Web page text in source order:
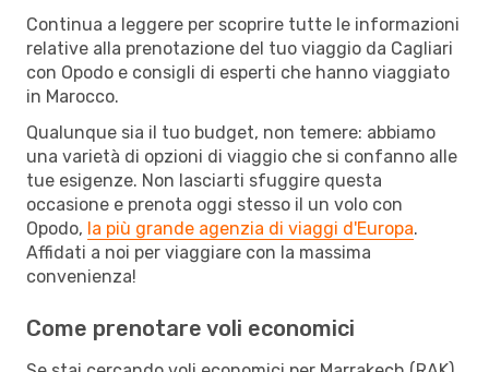
Continua a leggere per scoprire tutte le informazioni
relative alla prenotazione del tuo viaggio da Cagliari
con Opodo e consigli di esperti che hanno viaggiato
in Marocco.
Qualunque sia il tuo budget, non temere: abbiamo
una varietà di opzioni di viaggio che si confanno alle
tue esigenze. Non lasciarti sfuggire questa
occasione e prenota oggi stesso il un volo con
Opodo, la più grande agenzia di viaggi d'Europa.
Affidati a noi per viaggiare con la massima
convenienza!
Come prenotare voli economici